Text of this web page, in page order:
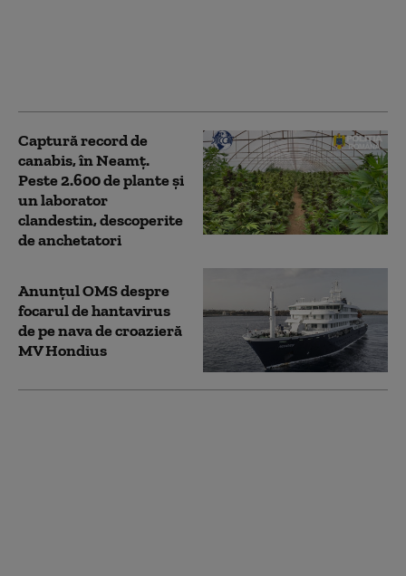
Captură record de
canabis, în Neamț.
Peste 2.600 de plante și
un laborator
clandestin, descoperite
de anchetatori
Anunțul OMS despre
focarul de hantavirus
de pe nava de croazieră
MV Hondius